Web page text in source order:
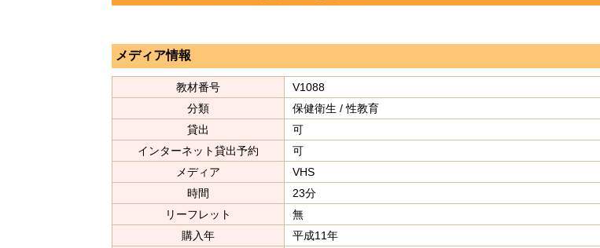
メディア情報
教材番号
V1088
分類
保健衛生 / 性教育
貸出
可
インターネット貸出予約
可
メディア
VHS
時間
23分
リーフレット
無
購入年
平成11年